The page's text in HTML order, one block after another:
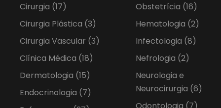
Cirurgia (17)
Cirurgia Plástica (3)
Cirurgia Vascular (3)
Clínica Médica (18)
Dermatologia (15)
Endocrinologia (7)
Obstetrícia (16)
Hematologia (2)
Infectologia (8)
Nefrologia (2)
Neurologia e
Neurocirurgia (6)
Odontologia (7)